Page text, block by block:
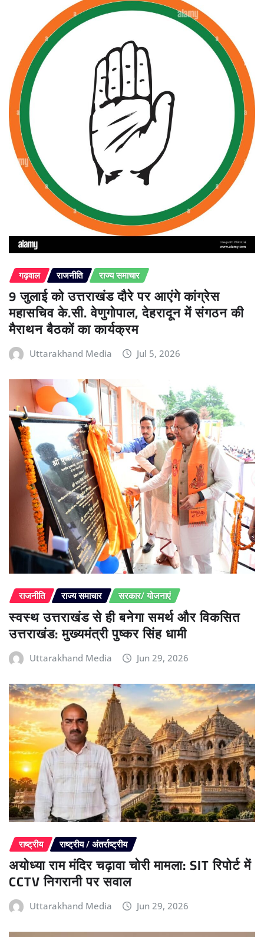
गढ़वाल राजनीति राज्य समाचार
9 जुलाई को उत्तराखंड दौरे पर आएंगे कांग्रेस
महासचिव के.सी. वेणुगोपाल, देहरादून में संगठन की
मैराथन बैठकों का कार्यक्रम
Uttarakhand Media Jul 5, 2026
राजनीति राज्य समाचार सरकार/ योजनाएं
स्वस्थ उत्तराखंड से ही बनेगा समर्थ और विकसित
उत्तराखंड: मुख्यमंत्री पुष्कर सिंह धामी
Uttarakhand Media Jun 29, 2026
राष्ट्रीय राष्ट्रीय / अंतर्राष्ट्रीय
अयोध्या राम मंदिर चढ़ावा चोरी मामला: SIT रिपोर्ट में
CCTV निगरानी पर सवाल
Uttarakhand Media Jun 29, 2026